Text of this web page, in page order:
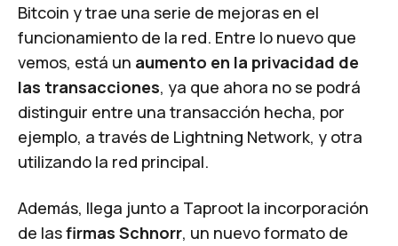
Bitcoin y trae una serie de mejoras en el
funcionamiento de la red. Entre lo nuevo que
vemos, está un aumento en la privacidad de
las transacciones, ya que ahora no se podrá
distinguir entre una transacción hecha, por
ejemplo, a través de Lightning Network, y otra
utilizando la red principal.
Además, llega junto a Taproot la incorporación
de lasfirmas Schnorr, un nuevo formato de